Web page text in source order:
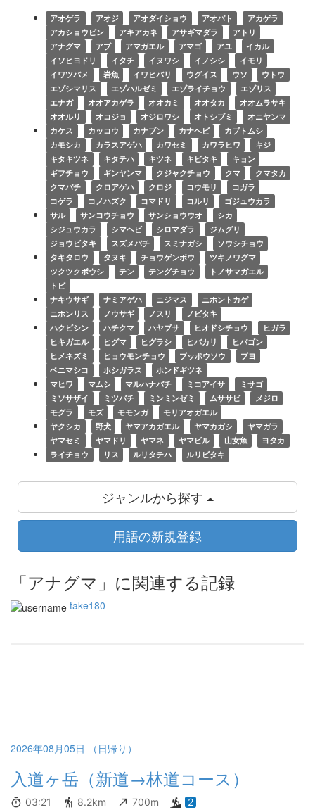
アオゲラ アオジ アオダイショウ アオバト
アカゲラ
アカショウビン
アキアカネ アサギマダラ
アトリ
アナグマ
アブ アマガエル アマゴ アユ
イカル
イソヒヨドリ
イタチ イヌワシ イノシシ
イモリ
イワツバメ
岩魚 イワヒバリ ウグイス ウソ
ウトウ
エゾシマリス
エゾハルゼミ エゾライチョウ
エゾリス
エナガ
オオアカゲラ オオカミ オオタカ
オオムラサキ
オオルリ
オコジョ オジロワシ オトシブミ
オニヤンマ
カケス
カッコウ カナブン カナヘビ
カブトムシ
カモシカ
カラスアゲハ カワセミ カワラヒワ
キジ
キタキツネ
キタテハ キツネ キビタキ
キョン
ギフチョウ
ギンヤンマ クジャクチョウ クマ
クマタカ
クマバチ
クロアゲハ クロジ コウモリ
コガラ
コゲラ
コノハズク コマドリ コルリ
ゴジュウカラ
サル
サンコウチョウ サンショウウオ
シカ
シジュウカラ
シマヘビ シロマダラ
ジムグリ
ジョウビタキ
スズメバチ スミナガシ
ソウシチョウ
タキタロウ
タヌキ チョウゲンボウ
ツキノワグマ
ツクツクボウシ
テン テングチョウ
トノサマガエル
トビ
ナキウサギ
ナミアゲハ ニジマス
ニホントカゲ
ニホンリス
ノウサギ ノスリ
ノビタキ
ハクビシン
ハチクマ ハヤブサ ヒオドシチョウ
ヒガラ
ヒキガエル
ヒグマ ヒグラシ ヒバカリ
ヒバゴン
ヒメネズミ
ヒョウモンチョウ ブッポウソウ
ブヨ
ベニマシコ
ホシガラス
ホンドギツネ
マヒワ
マムシ マルハナバチ ミコアイサ
ミサゴ
ミソサザイ
ミツバチ ミンミンゼミ ムササビ
メジロ
モグラ
モズ モモンガ
モリアオガエル
ヤクシカ
野犬 ヤマアカガエル ヤマカガシ
ヤマガラ
ヤマセミ
ヤマドリ ヤマネ ヤマビル 山女魚
ヨタカ
ライチョウ
リス ルリタテハ ルリビタキ
ジャンルから探す
用語の新規登録
「アナグマ」に関連する記録
take180
2026年08月05日 （日帰り）
入道ヶ岳（新道→林道コース）
03:21 8.2km 700m 2